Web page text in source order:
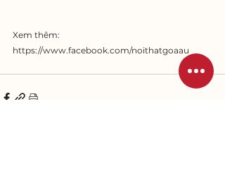
Xem thêm:
https://www.facebook.com/noithatgoaau